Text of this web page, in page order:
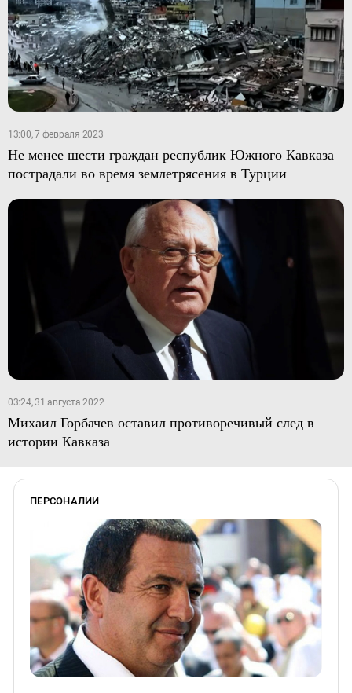
13:00, 7 февраля 2023
Не менее шести граждан республик Южного Кавказа
пострадали во время землетрясения в Турции
03:24, 31 августа 2022
Михаил Горбачев оставил противоречивый след в
истории Кавказа
ПЕРСОНАЛИИ